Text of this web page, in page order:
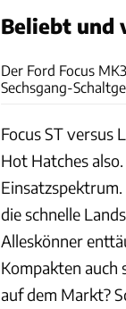
Beliebt und
Der Ford Focus
Sechsgang-
Focus ST versus
Hot Hatches
die schnelle
Alleskönner
Kompakten auch
auf dem Markt?